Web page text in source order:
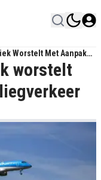
Worstelt Met Aanpak
worstelt